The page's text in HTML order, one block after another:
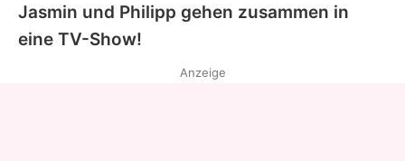
Jasmin und Philipp gehen zusammen in
eine TV-Show!
Anzeige